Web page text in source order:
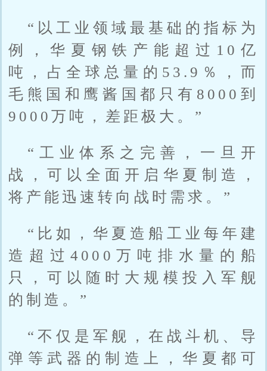
“以工业领域最基础的指标为
例，华夏钢铁产能超过10亿
吨，占全球总量的53.9％，而
毛熊国和鹰酱国都只有8000到
9000万吨，差距极大。”
“工业体系之完善，一旦开
战，可以全面开启华夏制造，
将产能迅速转向战时需求。”
“比如，华夏造船工业每年建
造超过4000万吨排水量的船
只，可以随时大规模投入军舰
的制造。”
“不仅是军舰，在战斗机、导
弹等武器的制造上，华夏都可